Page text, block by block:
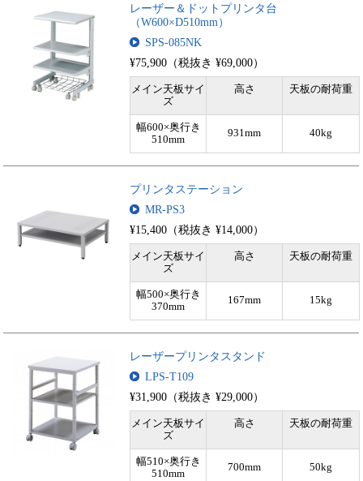
レーザー＆ドットプリンタ台
（W600×D510mm）
SPS-085NK
¥75,900（税抜き ¥69,000）
メイン天板サイ
ズ
高さ 天板の耐荷重
幅600×奥行き
510mm
931mm 40kg
プリンタステーション
MR-PS3
¥15,400（税抜き ¥14,000）
メイン天板サイ
ズ
高さ 天板の耐荷重
幅500×奥行き
370mm
167mm 15kg
レーザープリンタスタンド
LPS-T109
¥31,900（税抜き ¥29,000）
メイン天板サイ
ズ
高さ 天板の耐荷重
幅510×奥行き
510mm
700mm 50kg